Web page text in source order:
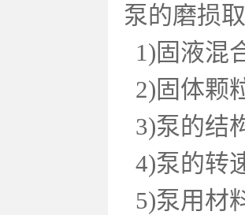
泵的磨损
1)固液混
2)固体颗
3)泵的结
4)泵的转
5)泵用材